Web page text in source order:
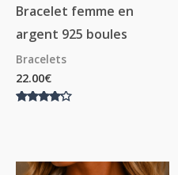
Bracelet femme en
argent 925 boules
Bracelets
22.00€